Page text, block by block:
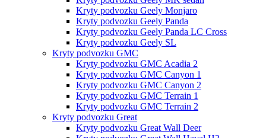
Kryty podvozku Geely Monjaro
Kryty podvozku Geely Panda
Kryty podvozku Geely Panda LC Cross
Kryty podvozku Geely SL
Kryty podvozku GMC
Kryty podvozku GMC Acadia 2
Kryty podvozku GMC Canyon 1
Kryty podvozku GMC Canyon 2
Kryty podvozku GMC Terrain 1
Kryty podvozku GMC Terrain 2
Kryty podvozku Great
Kryty podvozku Great Wall Deer